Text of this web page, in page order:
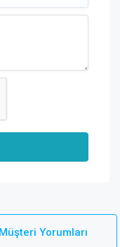
Müşteri Yorumları